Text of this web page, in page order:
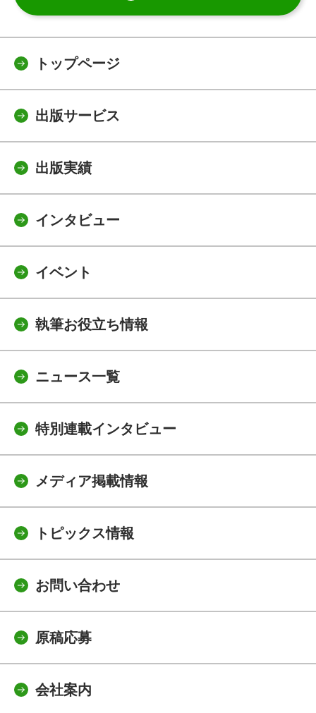
トップページ
出版サービス
出版実績
インタビュー
イベント
執筆お役立ち情報
ニュース一覧
特別連載インタビュー
メディア掲載情報
トピックス情報
お問い合わせ
原稿応募
会社案内